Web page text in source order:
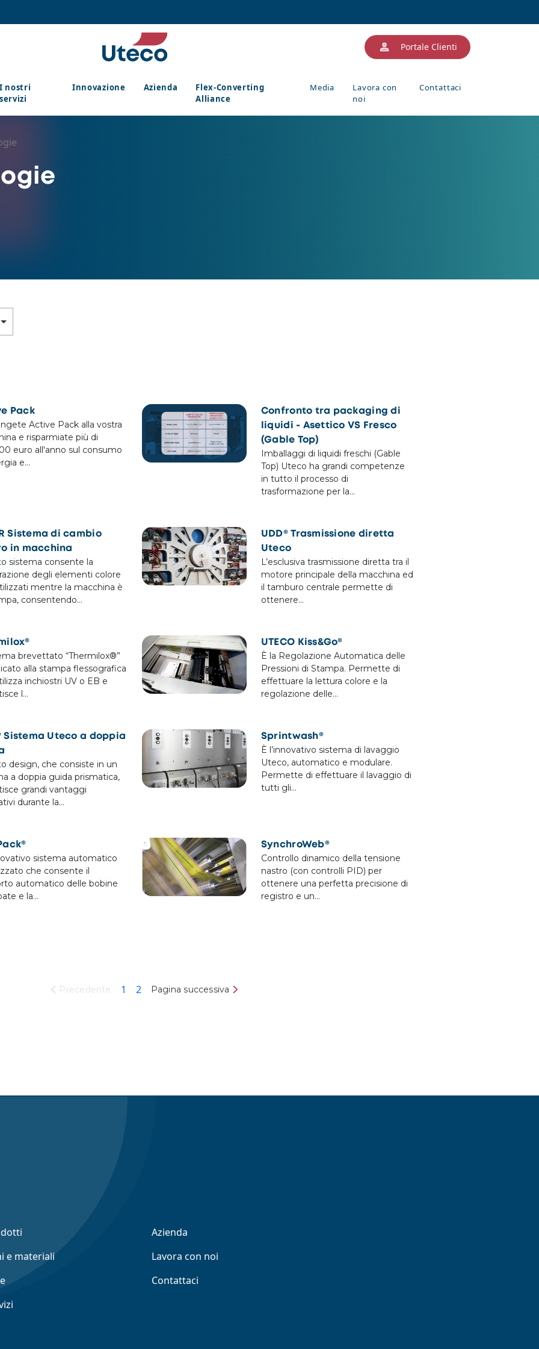
Portale Clienti
I nostri
servizi
Innovazione Azienda
Flex-Converting
Alliance
Media
Lavora con
noi
Contattaci
Pack
Active Pack alla vostra
e risparmiate più di
euro all'anno sul consumo
e…
Confronto tra packaging di
liquidi - Asettico VS Fresco
(Gable Top)
Imballaggi di liquidi freschi (Gable
Top) Uteco ha grandi competenze
in tutto il processo di
trasformazione per la…
Sistema di cambio
in macchina
sistema consente la
degli elementi colore
mentre la macchina è
consentendo…
UDD® Trasmissione diretta
Uteco
L’esclusiva trasmissione diretta tra il
motore principale della macchina ed
il tamburo centrale permette di
ottenere…
brevettato “Thermilox®”
alla stampa flessografica
inchiostri UV o EB e
l…
UTECO Kiss&Go®
È la Regolazione Automatica delle
Pressioni di Stampa. Permette di
effettuare la lettura colore e la
regolazione delle…
Sistema Uteco a doppia
design, che consiste in un
a doppia guida prismatica,
grandi vantaggi
durante la…
Sprintwash®
È l’innovativo sistema di lavaggio
Uteco, automatico e modulare.
Permette di effettuare il lavaggio di
tutti gli…
sistema automatico
che consente il
automatico delle bobine
e la…
SynchroWeb®
Controllo dinamico della tensione
nastro (con controlli PID) per
ottenere una perfetta precisione di
registro e un…
Precedente Pagina attuale
1 Pagina
2 Pagina successiva
Pagina successiva
e materiali
Azienda
Lavora con noi
Contattaci